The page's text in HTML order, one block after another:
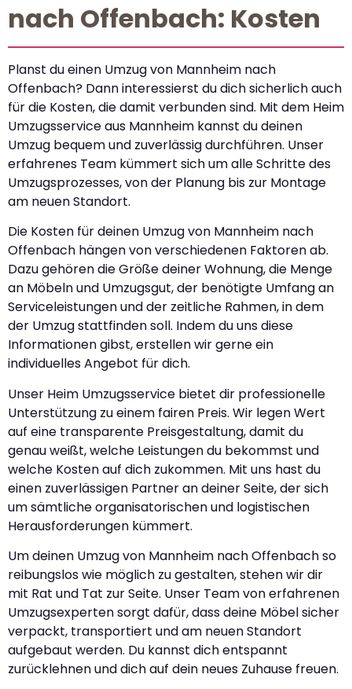
nach Offenbach: Kosten
Planst du einen Umzug von Mannheim nach
Offenbach? Dann interessierst du dich sicherlich auch
für die Kosten, die damit verbunden sind. Mit dem Heim
Umzugsservice aus Mannheim kannst du deinen
Umzug bequem und zuverlässig durchführen. Unser
erfahrenes Team kümmert sich um alle Schritte des
Umzugsprozesses, von der Planung bis zur Montage
am neuen Standort.
Die Kosten für deinen Umzug von Mannheim nach
Offenbach hängen von verschiedenen Faktoren ab.
Dazu gehören die Größe deiner Wohnung, die Menge
an Möbeln und Umzugsgut, der benötigte Umfang an
Serviceleistungen und der zeitliche Rahmen, in dem
der Umzug stattfinden soll. Indem du uns diese
Informationen gibst, erstellen wir gerne ein
individuelles Angebot für dich.
Unser Heim Umzugsservice bietet dir professionelle
Unterstützung zu einem fairen Preis. Wir legen Wert
auf eine transparente Preisgestaltung, damit du
genau weißt, welche Leistungen du bekommst und
welche Kosten auf dich zukommen. Mit uns hast du
einen zuverlässigen Partner an deiner Seite, der sich
um sämtliche organisatorischen und logistischen
Herausforderungen kümmert.
Um deinen Umzug von Mannheim nach Offenbach so
reibungslos wie möglich zu gestalten, stehen wir dir
mit Rat und Tat zur Seite. Unser Team von erfahrenen
Umzugsexperten sorgt dafür, dass deine Möbel sicher
verpackt, transportiert und am neuen Standort
aufgebaut werden. Du kannst dich entspannt
zurücklehnen und dich auf dein neues Zuhause freuen.